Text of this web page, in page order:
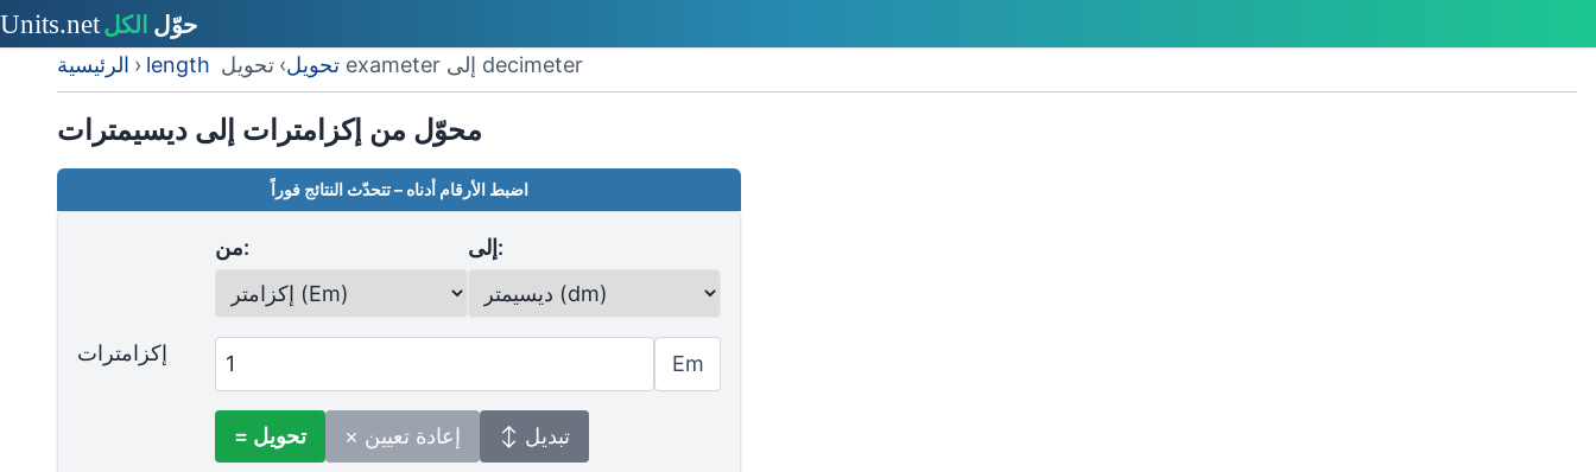
الرئيسية › length تحويل› تحويل exameter إلى decimeter
محوّل من إكزامترات إلى ديسيمترات
اضبط الأرقام أدناه – تتحدّث النتائج فوراً
من: إلى:
إكزامترات Em
= تحويل × إعادة تعيين ↕ تبديل